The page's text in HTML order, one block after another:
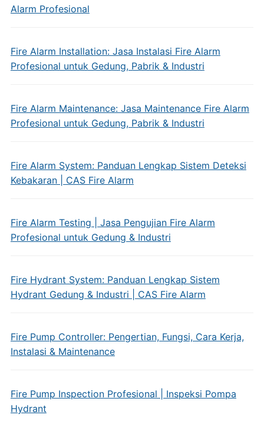
Alarm Profesional
Fire Alarm Installation: Jasa Instalasi Fire Alarm
Profesional untuk Gedung, Pabrik & Industri
Fire Alarm Maintenance: Jasa Maintenance Fire Alarm
Profesional untuk Gedung, Pabrik & Industri
Fire Alarm System: Panduan Lengkap Sistem Deteksi
Kebakaran | CAS Fire Alarm
Fire Alarm Testing | Jasa Pengujian Fire Alarm
Profesional untuk Gedung & Industri
Fire Hydrant System: Panduan Lengkap Sistem
Hydrant Gedung & Industri | CAS Fire Alarm
Fire Pump Controller: Pengertian, Fungsi, Cara Kerja,
Instalasi & Maintenance
Fire Pump Inspection Profesional | Inspeksi Pompa
Hydrant